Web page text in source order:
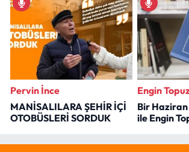
Pervin İnce
MANİSALILARA ŞEHİR İÇİ
OTOBÜSLERİ SORDUK
Engin
Bir Haziran
ile Engin